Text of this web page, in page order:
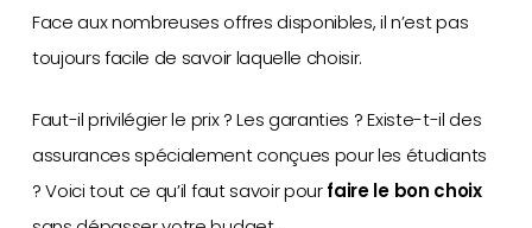
Face aux nombreuses offres disponibles, il n’est pas
toujours facile de savoir laquelle choisir.
Faut-il privilégier le prix ? Les garanties ? Existe-t-il des
assurances spécialement conçues pour les étudiants
? Voici tout ce qu’il faut savoir pourfaire le bon choix